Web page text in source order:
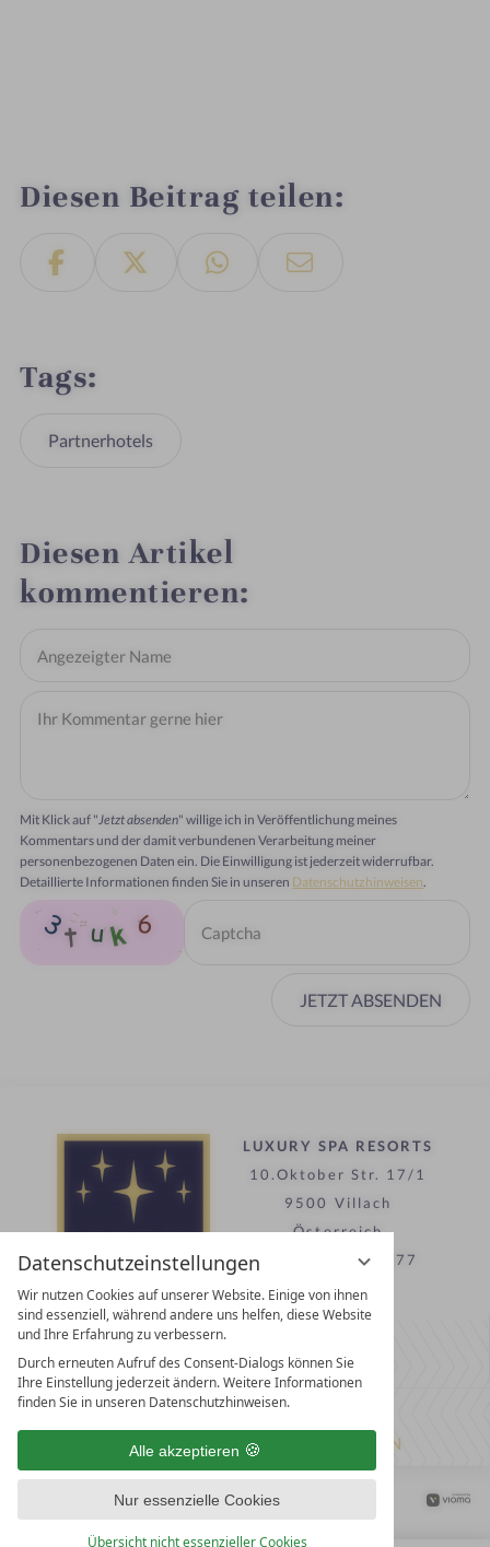
Datenschutzeinstellungen
Wir nutzen Cookies auf unserer Website. Einige von ihnen
sind essenziell, während andere uns helfen, diese Website
und Ihre Erfahrung zu verbessern.
Durch erneuten Aufruf des Consent-Dialogs können Sie
Ihre Einstellung jederzeit ändern. Weitere Informationen
finden Sie in unseren Datenschutzhinweisen.
Alle akzeptieren
Nur essenzielle Cookies
Übersicht nicht essenzieller Cookies
Diesen Beitrag teilen
Tags
Partnerhotels
Diesen Artikel
kommentieren
Mit Klick auf "Jetzt absenden" willige ich in Veröffentlichung meines
Kommentars und der damit verbundenen Verarbeitung meiner
personenbezogenen Daten ein. Die Einwilligung ist jederzeit widerrufbar.
Detaillierte Informationen finden Sie in unseren Datenschutzhinweisen.
JETZT ABSENDEN
LUXURY SPA RESORTS
10.Oktober Str. 17/1
9500 Villach
Österreich
T +43 4242 22077
Kontakt
WIR SIND FÜR SIE DA
Partnerhotel werden
LASSEN SIE IHR HOTEL AUSZEICHNEN
Datenschutz­einstellungenDatenschutz Impressum
Barrierefreiheitserklärung